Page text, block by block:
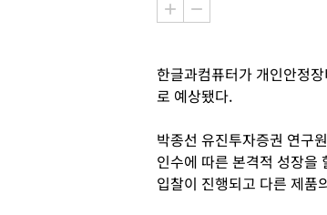
한글과컴퓨터가 개인안정
로 예상됐다.
박종선 유진투자증권 연구
인수에 따른 본격적 성장을
입찰이 진행되고 다른 제품